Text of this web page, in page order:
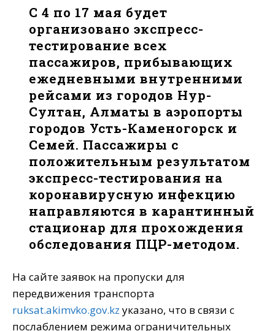
С 4 по 17 мая будет
организовано экспресс-
тестирование всех
пассажиров, прибывающих
ежедневными внутренними
рейсами из городов Нур-
Султан, Алматы в аэропорты
городов Усть-Каменогорск и
Семей. Пассажиры с
положительным результатом
экспресс-тестирования на
коронавирусную инфекцию
направляются в карантинный
стационар для прохождения
обследования ПЦР-методом.
На сайте заявок на пропуски для
передвижения транспорта
ruksat.akimvko.gov.kz указано, что в связи с
послаблением режима ограничительных